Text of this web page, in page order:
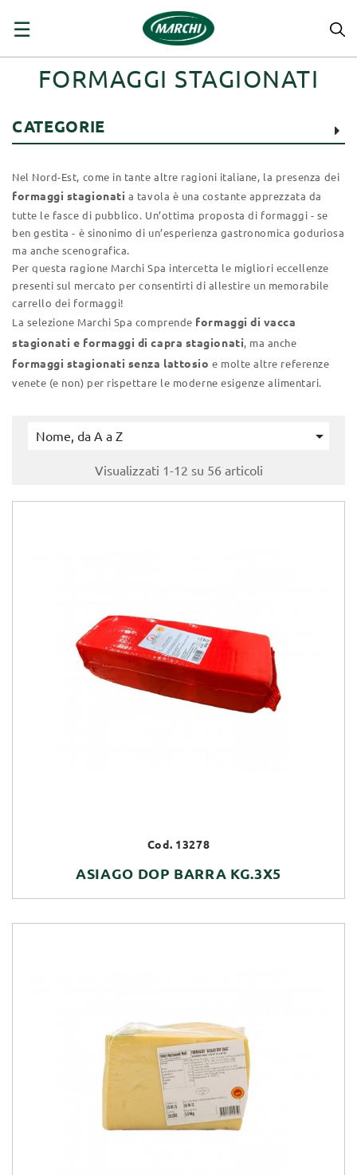
navigazione
☰
FORMAGGI STAGIONATI
CATEGORIE
Nel Nord-Est, come in tante altre ragioni italiane, la presenza dei
formaggi stagionati a tavola è una costante apprezzata da
tutte le fasce di pubblico. Un’ottima proposta di formaggi - se
ben gestita - è sinonimo di un’esperienza gastronomica goduriosa
ma anche scenografica.
Per questa ragione Marchi Spa intercetta le migliori eccellenze
presenti sul mercato per consentirti di allestire un memorabile
carrello dei formaggi!
La selezione Marchi Spa comprende formaggi di vacca
stagionati e formaggi di capra stagionati, ma anche
formaggi stagionati senza lattosio e molte altre referenze
venete (e non) per rispettare le moderne esigenze alimentari.
Nome, da A a Z 
Visualizzati 1-12 su 56 articoli
Cod. 13278
ASIAGO DOP BARRA KG.3X5